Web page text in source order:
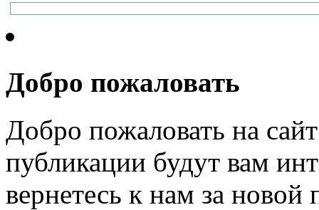
Добро пожаловать
Добро пожаловать на
публикации будут вам
вернетесь к нам за